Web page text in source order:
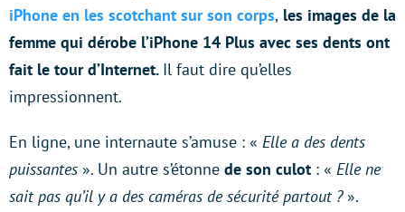
iPhone en les scotchant sur son corps, les images de la
femme qui dérobe l’iPhone 14 Plus avec ses dents ont
fait le tour d’Internet. Il faut dire qu’elles
impressionnent.
En ligne, une internaute s’amuse : « Elle a des dents
puissantes ». Un autre s’étonne de son culot : « Elle ne
sait pas qu’il y a des caméras de sécurité partout ? ».